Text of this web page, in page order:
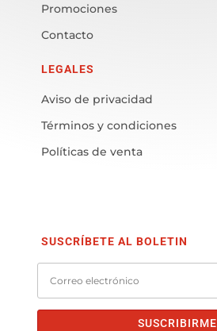
Promociones
Contacto
LEGALES
Aviso de privacidad
Términos y condiciones
Políticas de venta
SUSCRÍBETE AL BOLETIN
SUSCRIBIRME